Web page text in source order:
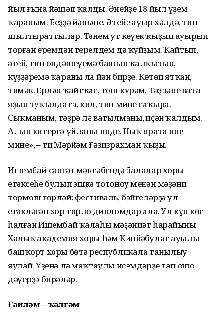
йыл ғына йәшәп ҡалды. Әнейҙе 18 йыл үҙем
ҡараным. Беҙҙә йәшәне. Әтейең ауыр хәлдә, тип
шылтыраттылар. Тәнем ут кеүек ҡыҙып ауырып
торған еремдән терелдем дә ҡуйҙым. Ҡайтып,
әтей, тип өндәшеүемә башын ҡалҡытып,
күҙҙәремә ҡараны ла йән бирҙе. Көтөп ятҡан,
тимәк. Ерләп ҡайтҡас, төш күрәм. Тәҙрәне вата
яҙып туҡылдата, кил, тип мине саҡыра.
Сыҡманым, тәҙрә лә ватылманы, иҫән ҡалдым.
Алып китергә уйланы инде. Ныҡ ярата ине
мине», – ти Мәрйәм Ғәзизрахман ҡыҙы.
Ишембай сәнғәт мәктәбендә балалар хоры
етәксеһе булып эшкә тотоноу менән мәҙәни
тормош гөрләй: фестиваль, бәйгеләрҙә ул
етәкләгән хор төрлө дипломдар ала. Ул күп көс
һалған Ишембай ҡалаһы мәҙәниәт һарайының
Халыҡ академия хоры һәм Кинйәбулат ауылы
башҡорт хоры бөтә республикала танылыу
яулай. Үҙенә лә маҡтаулы исемдәрҙе тап ошо
дәүерҙә бирәләр.
Ғаиләм – ҡәлғәм